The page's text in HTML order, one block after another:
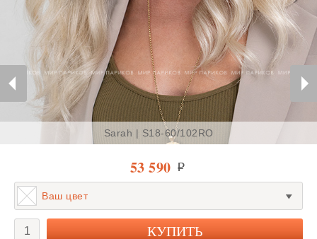
53 590
Ваш цвет
Sarah | S18-60/102RO